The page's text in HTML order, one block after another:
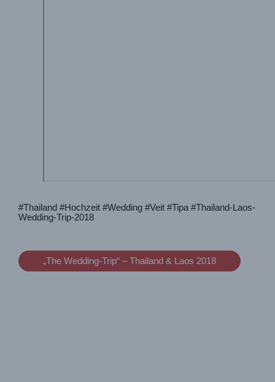
#Thailand #Hochzeit #Wedding #Veit #Tipa #Thailand-Laos-
Wedding-Trip-2018
„The Wedding-Trip“ – Thailand & Laos 2018